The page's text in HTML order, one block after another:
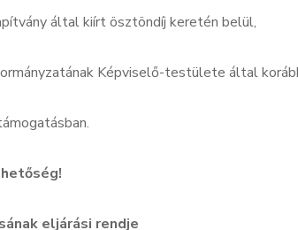
által kiírt ösztöndíj keretén belül,
Képviselő-testülete által
eljárási rendje